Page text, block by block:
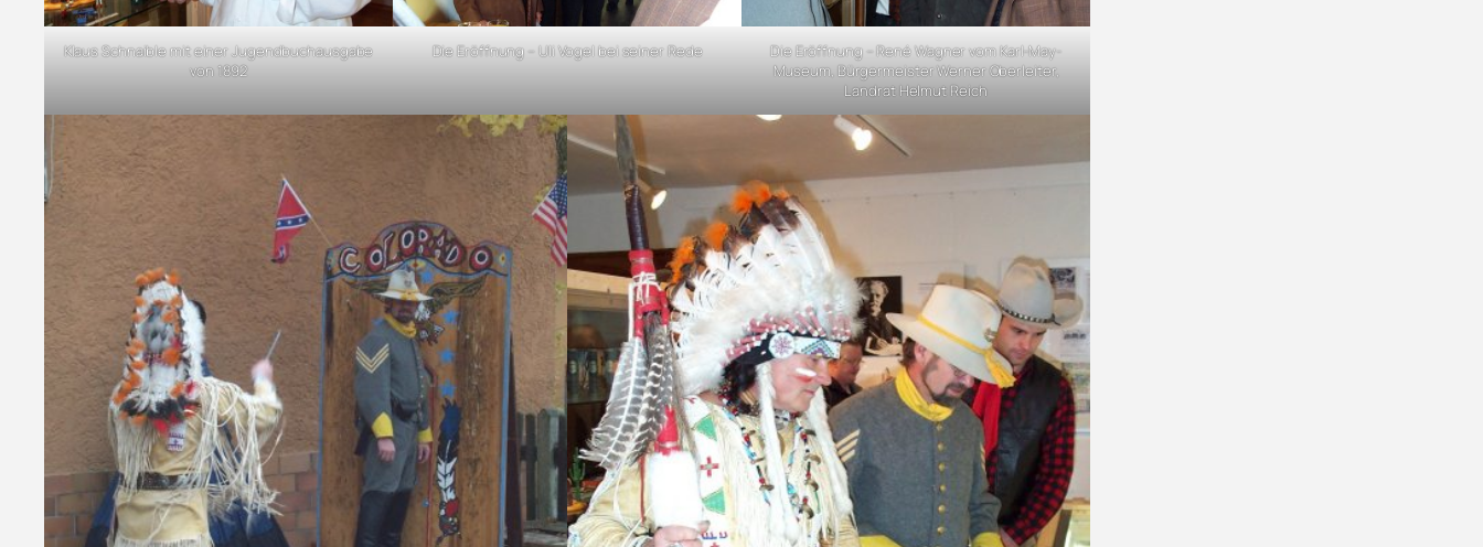
Klaus Schnaible mit einer Jugendbuchausgabe
von 1892
Die Eröffnung – Uli Vogel bei seiner Rede
Die Eröffnung – René Wagner vom Karl-May-
Museum, Bürgermeister Werner Oberleiter,
Landrat Helmut Reich